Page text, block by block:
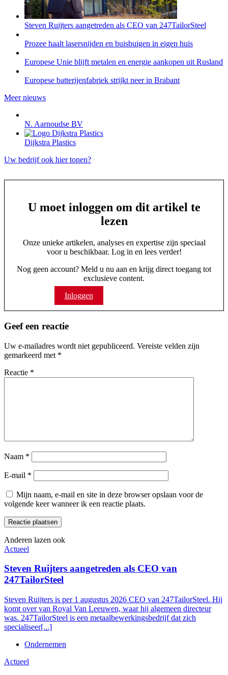
Steven Ruijters aangetreden als CEO van 247TailorSteel
Prozee haalt lasersnijden en buisbuigen in eigen huis
Europese Unie blijft metalen en energie aankopen uit Rusland
Europese batterijenfabriek strijkt neer in Brabant
Meer nieuws
N. Aarnoudse BV
Dijkstra Plastics
Uw bedrijf ook hier tonen?
U moet inloggen om dit artikel te
lezen
Onze unieke artikelen, analyses en expertise zijn speciaal
voor u beschikbaar. Log in en lees verder!
Nog geen account? Meld u nu aan en krijg direct toegang tot
exclusieve content.
Inloggen
Geef een reactie
Uw e-mailadres wordt niet gepubliceerd. Vereiste velden zijn
gemarkeerd met *
Reactie *
Naam *
E-mail *
Mijn naam, e-mail en site in deze browser opslaan voor de
volgende keer wanneer ik een reactie plaats.
Anderen lazen ook
Actueel
Steven Ruijters aangetreden als CEO van
247TailorSteel
Steven Ruijters is per 1 augustus 2026 CEO van 247TailorSteel. Hij
komt over van Royal Van Leeuwen, waar hij algemeen directeur
was. 247TailorSteel is een metaalbewerkingsbedrijf dat zich
specialiseer[...]
Ondernemen
Actueel